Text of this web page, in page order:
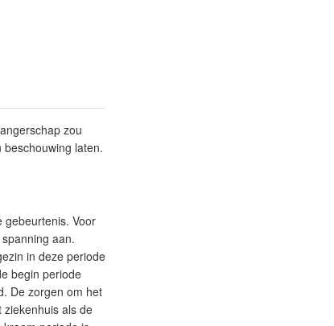
zou
laten.
gebeurtenis. Voor
aan.
in deze periode
begin periode
De zorgen om het
als de